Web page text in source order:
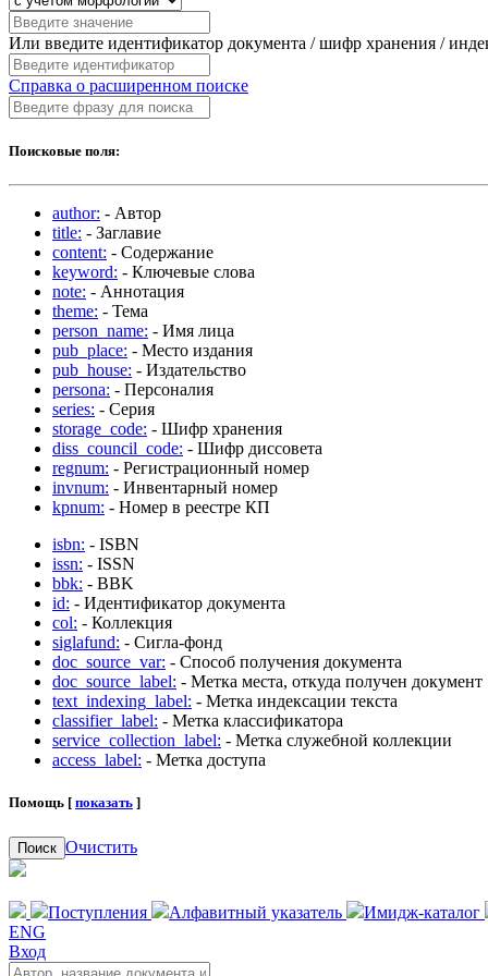
Или введите идентификатор документа / шифр хранения /
Справка о расширенном поиске
Поисковые поля:
author: - Автор
title: - Заглавие
content: - Содержание
keyword: - Ключевые слова
note: - Аннотация
theme: - Тема
person_name: - Имя лица
pub_place: - Место издания
pub_house: - Издательство
persona: - Персоналия
series: - Серия
storage_code: - Шифр хранения
diss_council_code: - Шифр диссовета
regnum: - Регистрационный номер
invnum: - Инвентарный номер
kpnum: - Номер в реестре КП
isbn: - ISBN
issn: - ISSN
bbk: - BBK
id: - Идентификатор документа
col: - Коллекция
siglafund: - Сигла-фонд
doc_source_var: - Способ получения документа
doc_source_label: - Метка места, откуда получен документ
text_indexing_label: - Метка индексации текста
classifier_label: - Метка классификатора
service_collection_label: - Метка служебной коллекции
access_label: - Метка доступа
Помощь [ показать ]
Поиск Очистить
Поступления Алфавитный указатель
Имидж-каталог
ENG
Вход